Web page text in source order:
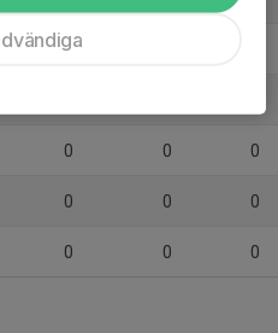
18
0 0 0
0 0 0
0 0 0